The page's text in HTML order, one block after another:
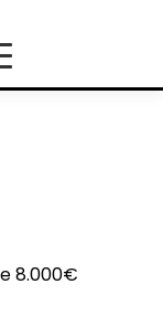
8.000€